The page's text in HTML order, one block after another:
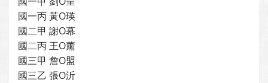
國一丙 黃O瑛
國二甲 謝O幕
國二丙 王O薰
國三甲 詹O盟
國三乙 張O沂